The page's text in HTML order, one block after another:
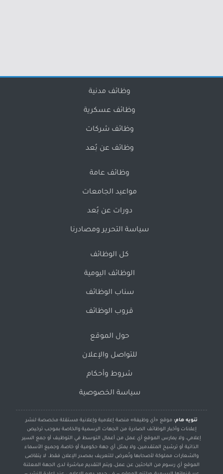
وظائف مدنية
وظائف عسكرية
وظائف شركات
وظائف عن بُعد
وظائف عامة
مواعيد الجامعات
دورات عن بُعد
سياسة التحرير ومصادرنا
كل الوظائف
الوظائف اليومية
سناب الوظائف
قروب الوظائف
حول الموقع
للتواصل والإعلان
شروط وأحكام
سياسة الخصوصية
تنويه هام: موقع «أي وظيفة» منصة إعلامية وإعلانية مستقلة مخصصة لنشر
إعلانات وأخبار الوظائف الصادرة من الجهات الرسمية والخاصة بموجب ترخيص
إعلامي، ولا يمارس الموقع أي عمل من أعمال التوسط في التوظيف أو جمع السير
الذاتية أو ترشيح المتقدمين، ولا يمثل أي جهة حكومية أو خاصة، وجميع الأسماء
والشعارات مملوكة لأصحابها وتُعرض للتعريف بمصدر الإعلان فقط. لا يتقاضى
الموقع أي رسوم من الباحثين عن عمل، ويتم التقديم مباشرة لدى الجهة المعلنة